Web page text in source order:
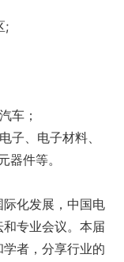
;
车；
子、电子材料、
件等。
化发展，中国电
专业会议。本届
者，分享行业的